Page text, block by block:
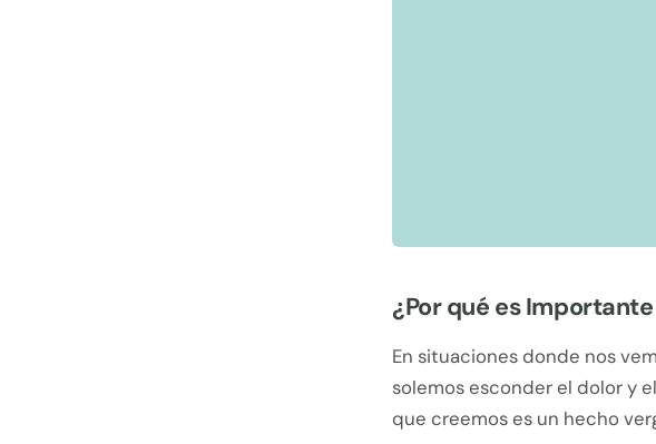
¿Por qué es
En situaciones donde nos
solemos esconder el dolor y
que creemos es un hecho